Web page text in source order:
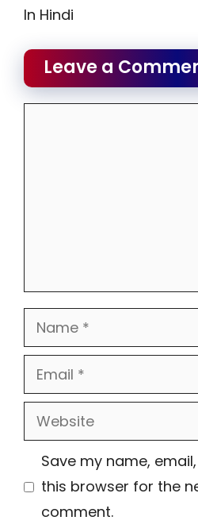
In Hindi
Leave a
Name
Email
Website
Save my name,
this browser for the
comment.